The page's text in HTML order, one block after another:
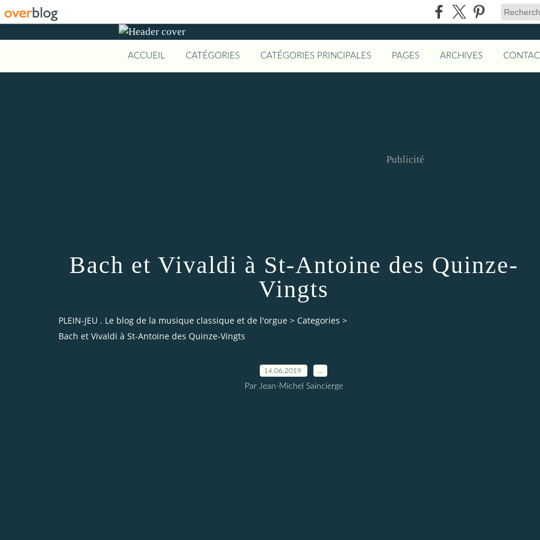
ACCUEIL CATÉGORIES CATÉGORIES PRINCIPALES PAGES ARCHIVES
Publicité
Bach et Vivaldi à St-Antoine des Quinze-
Vingts
PLEIN-JEU . Le blog de la musique classique et de l'orgue > Categories >
Bach et Vivaldi à St-Antoine des Quinze-Vingts
14.06.2019
Par Jean-Michel Saincierge